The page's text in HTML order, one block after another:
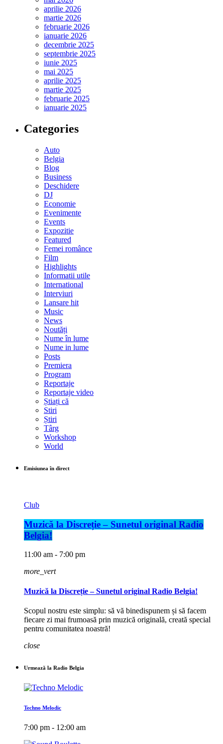
aprilie 2026
martie 2026
februarie 2026
ianuarie 2026
decembrie 2025
septembrie 2025
iunie 2025
mai 2025
aprilie 2025
martie 2025
februarie 2025
ianuarie 2025
Categories
Auto
Belgia
Blog
Business
Deschidere
DJ
Economie
Evenimente
Events
Expozitie
Featured
Femei românce
Film
Highlights
Informatii utile
International
Interviuri
Lansare hit
Music
News
Noutăți
Nume în lume
Nume in lume
Posts
Premiera
Program
Reportaje
Reportaje video
Știați că
Stiri
Știri
Târg
Workshop
World
Emisiunea în direct
Club
Muzică la Discreție – Sunetul original Radio
Belgia!
11:00 am - 7:00 pm
more_vert
Muzică la Discreție – Sunetul original Radio Belgia!
Scopul nostru este simplu: să vă binedispunem și să facem
fiecare zi mai frumoasă prin muzică originală, creată special
pentru comunitatea noastră!
close
Urmează la Radio Belgia
Techno Melodic
7:00 pm - 12:00 am